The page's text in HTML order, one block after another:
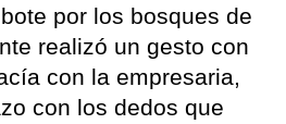
por los bosques de
realizó un gesto con
con la empresaria,
con los dedos que